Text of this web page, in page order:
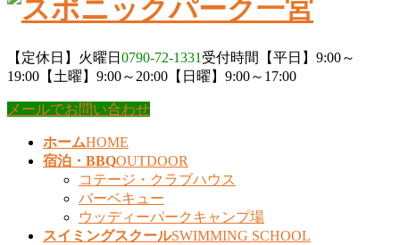
【定休日】火曜日 0790-72-1331 受付時間【平日】9:00～
19:00【土曜】9:00～20:00【日曜】9:00～17:00
メールでお問い合わせ
ホームHOME
宿泊・BBQOUTDOOR
コテージ・クラブハウス
バーベキュー
ウッディーパークキャンプ場
スイミングスクールSWIMMING SCHOOL